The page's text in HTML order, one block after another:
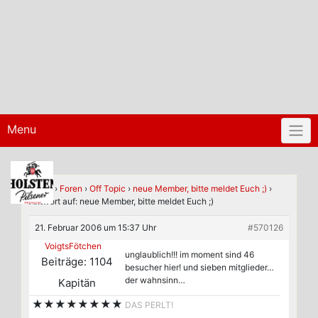
Menu
Home › Foren › Off Topic › neue Member, bitte meldet Euch ;) ›
Antwort auf: neue Member, bitte meldet Euch ;)
21. Februar 2006 um 15:37 Uhr
#570126
VoigtsFötchen
Beiträge: 1104
Kapitän
★★★★★★★★
unglaublich!!! im moment sind 46
besucher hier! und sieben mitglieder…
der wahnsinn…
DAS PERLT!